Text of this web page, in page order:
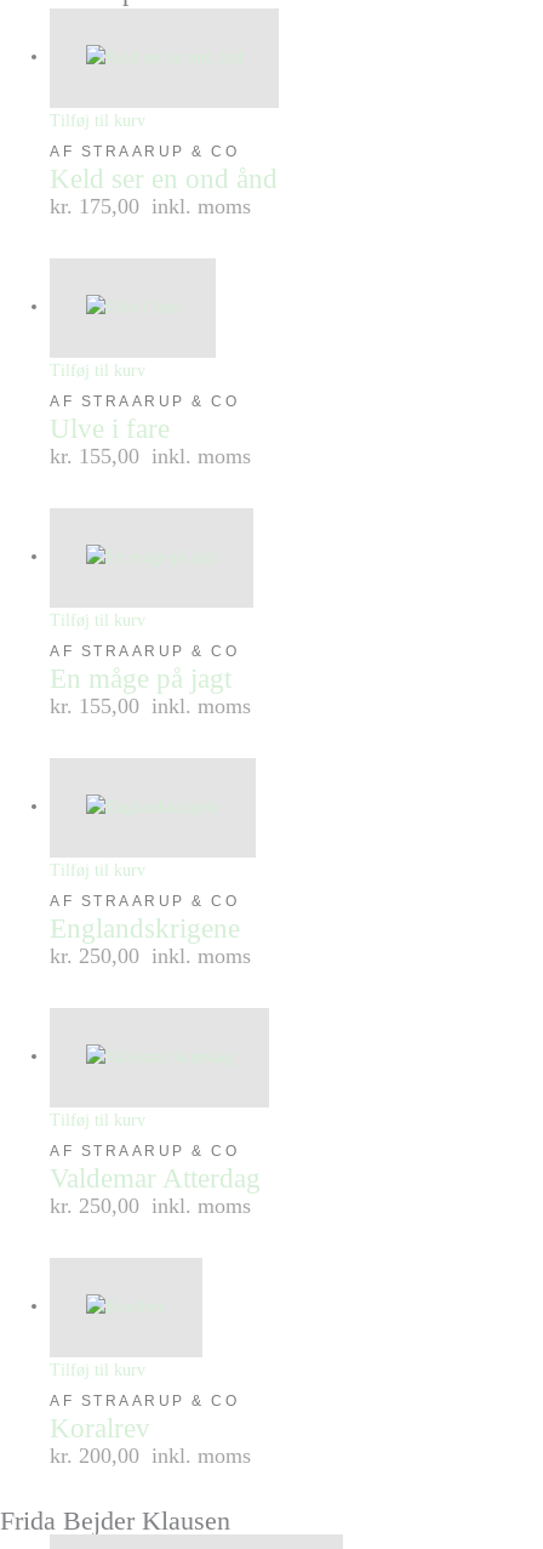
Tilføj til kurv
AF STRAARUP & CO
Keld ser en ond ånd
kr. 175,00 inkl. moms
Tilføj til kurv
AF STRAARUP & CO
Ulve i fare
kr. 155,00 inkl. moms
Tilføj til kurv
AF STRAARUP & CO
En måge på jagt
kr. 155,00 inkl. moms
Tilføj til kurv
AF STRAARUP & CO
Englandskrigene
kr. 250,00 inkl. moms
Tilføj til kurv
AF STRAARUP & CO
Valdemar Atterdag
kr. 250,00 inkl. moms
Tilføj til kurv
AF STRAARUP & CO
Koralrev
kr. 200,00 inkl. moms
Frida Bejder Klausen